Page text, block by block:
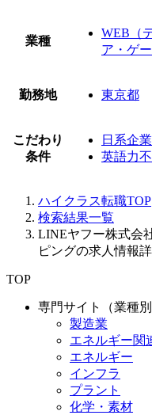
業種
WEB（
ア・ゲー
勤務地 東京都
こだわり
条件
日系企業
英語力
ハイクラス転職TOP
検索結果一覧
LINEヤフー株式会
ピングの求人情報
TOP
専門サイト（業種別
製造業
エネルギー関
エネルギー
インフラ
プラント
化学・素材